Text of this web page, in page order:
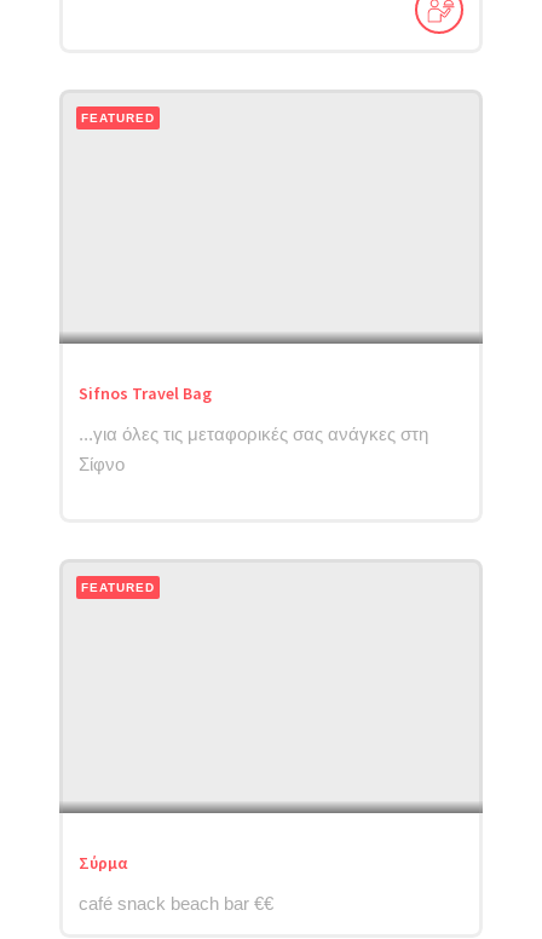
FEATURED
Sifnos Travel Bag
...για όλες τις μεταφορικές σας ανάγκες στη
Σίφνο
FEATURED
Σύρμα
café snack beach bar €€